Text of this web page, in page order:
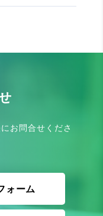
お問合せくださ
ォーム